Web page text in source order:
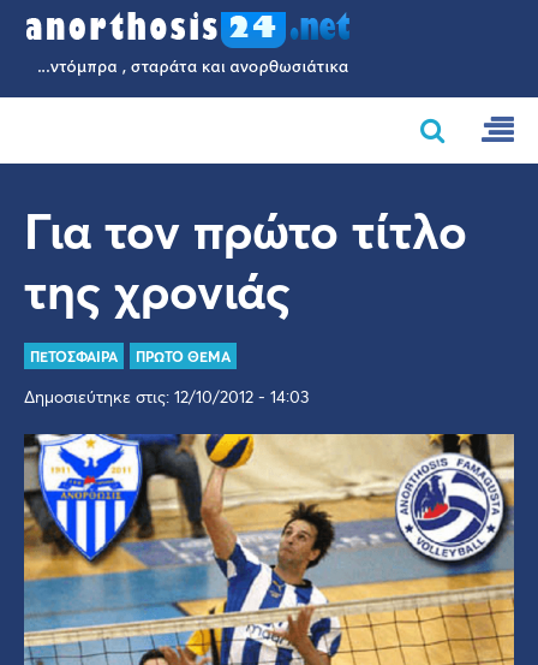
Για τον πρώτο τίτλο
της χρονιάς
ΠΕΤΟΣΦΑΙΡΑ ΠΡΩΤΟ ΘΕΜΑ
Δημοσιεύτηκε στις: 12/10/2012 - 14:03